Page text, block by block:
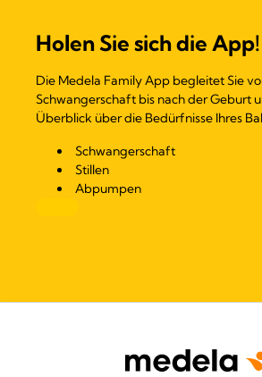
Holen Sie sich die App!
Die Medela Family App begleitet Sie
Schwangerschaft bis nach der Geburt
Überblick über die Bedürfnisse Ihres
Schwangerschaft
Stillen
Abpumpen